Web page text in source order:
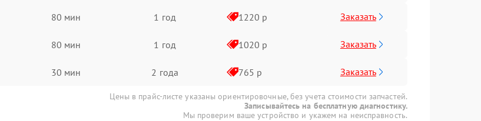
80 мин 1 год 1220 р Заказать
80 мин 1 год 1020 р Заказать
30 мин 2 года 765 р Заказать
Цены в прайс-листе указаны ориентировочные, без учета стоимости запчастей.
Записывайтесь на бесплатную диагностику.
Мы проверим ваше устройство и укажем на неисправность.